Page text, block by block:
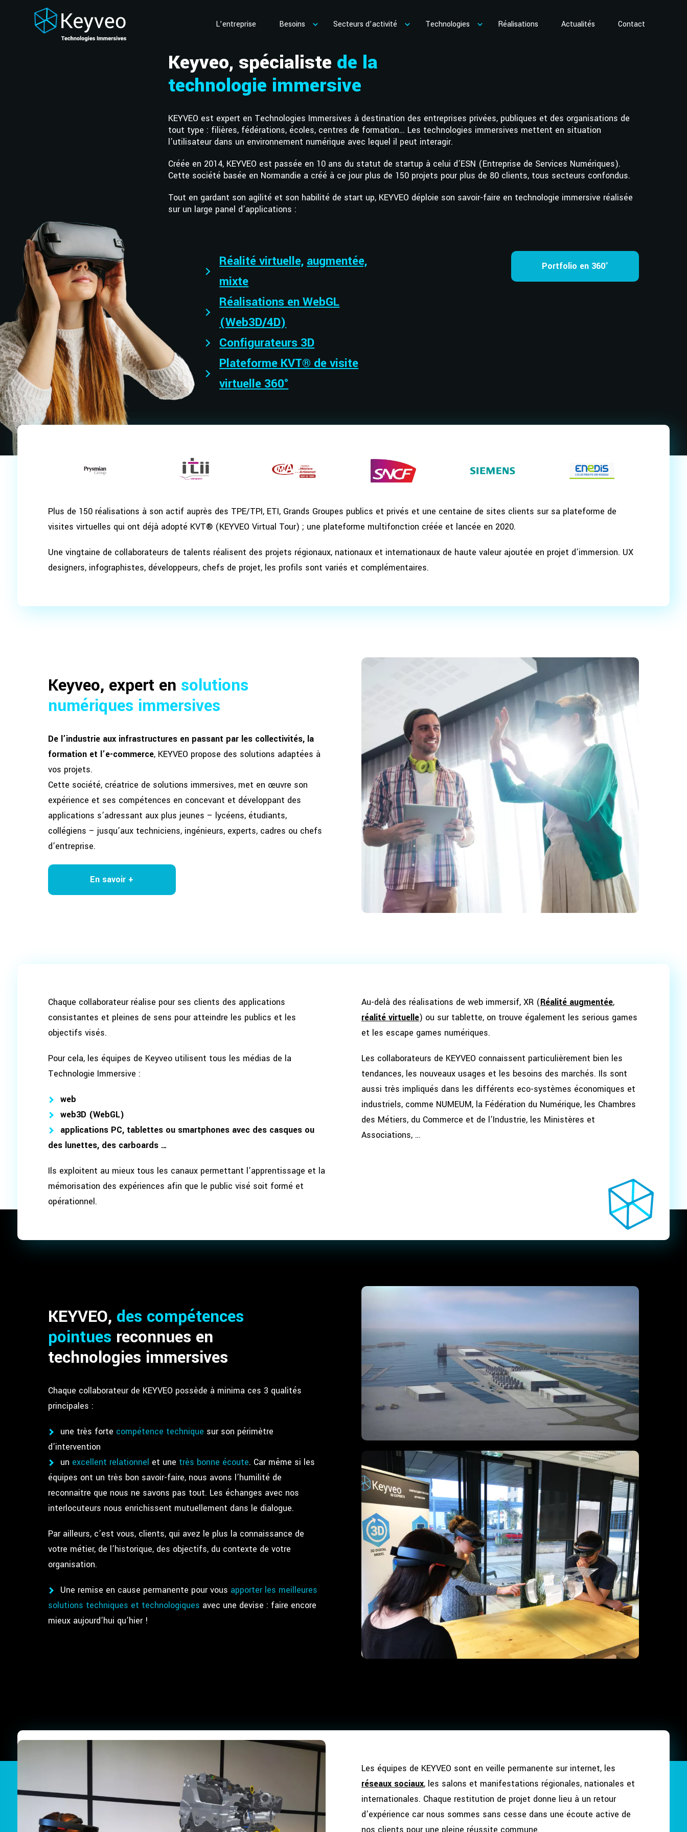
L’entreprise Besoins Secteurs d’activité Technologies Réalisations Actualités Contact
Keyveo, spécialiste de la
technologie immersive
KEYVEO est expert en Technologies Immersives à destination des entreprises privées, publiques et des organisations de
tout type : filières, fédérations, écoles, centres de formation… Les technologies immersives mettent en situation
l’utilisateur dans un environnement numérique avec lequel il peut interagir.
Créée en 2014, KEYVEO est passée en 10 ans du statut de startup à celui d’ESN (Entreprise de Services Numériques).
Cette société basée en Normandie a créé à ce jour plus de 150 projets pour plus de 80 clients, tous secteurs confondus.
Tout en gardant son agilité et son habilité de start up, KEYVEO déploie son savoir-faire en technologie immersive réalisée
sur un large panel d’applications :
Réalité virtuelle, augmentée,
mixte
Réalisations en WebGL
(Web3D/4D)
Configurateurs 3D
Plateforme KVT® de visite
virtuelle 360°
Portfolio en 360°
Plus de 150 réalisations à son actif auprès des TPE/TPI, ETI, Grands Groupes publics et privés et une centaine de sites clients sur sa plateforme de
visites virtuelles qui ont déjà adopté KVT® (KEYVEO Virtual Tour) ; une plateforme multifonction créée et lancée en 2020.
Une vingtaine de collaborateurs de talents réalisent des projets régionaux, nationaux et internationaux de haute valeur ajoutée en projet d’immersion. UX
designers, infographistes, développeurs, chefs de projet, les profils sont variés et complémentaires.
Keyveo, expert en solutions
numériques immersives
De l’industrie aux infrastructures en passant par les collectivités, la
formation et l’e-commerce, KEYVEO propose des solutions adaptées à
vos projets.
Cette société, créatrice de solutions immersives, met en œuvre son
expérience et ses compétences en concevant et développant des
applications s’adressant aux plus jeunes – lycéens, étudiants,
collégiens – jusqu’aux techniciens, ingénieurs, experts, cadres ou chefs
d’entreprise.
En savoir +
Chaque collaborateur réalise pour ses clients des applications
consistantes et pleines de sens pour atteindre les publics et les
objectifs visés.
Pour cela, les équipes de Keyveo utilisent tous les médias de la
Technologie Immersive :
web
web3D (WebGL)
applications PC, tablettes ou smartphones avec des casques ou
des lunettes, des carboards …
Ils exploitent au mieux tous les canaux permettant l’apprentissage et la
mémorisation des expériences afin que le public visé soit formé et
opérationnel.
Au-delà des réalisations de web immersif, XR (Réalité augmentée,
réalité virtuelle) ou sur tablette, on trouve également les serious games
et les escape games numériques.
Les collaborateurs de KEYVEO connaissent particulièrement bien les
tendances, les nouveaux usages et les besoins des marchés. Ils sont
aussi très impliqués dans les différents eco-systèmes économiques et
industriels, comme NUMEUM, la Fédération du Numérique, les Chambres
des Métiers, du Commerce et de l’Industrie, les Ministères et
Associations, …
KEYVEO, des compétences
pointues reconnues en
technologies immersives
Chaque collaborateur de KEYVEO possède à minima ces 3 qualités
principales :
une très forte compétence technique sur son périmètre
d’intervention
un excellent relationnel et une très bonne écoute. Car même si les
équipes ont un très bon savoir-faire, nous avons l’humilité de
reconnaitre que nous ne savons pas tout. Les échanges avec nos
interlocuteurs nous enrichissent mutuellement dans le dialogue.
Par ailleurs, c’est vous, clients, qui avez le plus la connaissance de
votre métier, de l’historique, des objectifs, du contexte de votre
organisation.
Une remise en cause permanente pour vous apporter les meilleures
solutions techniques et technologiques avec une devise : faire encore
mieux aujourd’hui qu’hier !
Les équipes de KEYVEO sont en veille permanente sur internet, les
réseaux sociaux, les salons et manifestations régionales, nationales et
internationales. Chaque restitution de projet donne lieu à un retour
d’expérience car nous sommes sans cesse dans une écoute active de